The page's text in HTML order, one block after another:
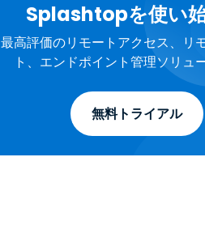
Splashtopを使い
最高評価のリモートアクセス、リ
ト、エンドポイント管理ソリュ
無料トライアル